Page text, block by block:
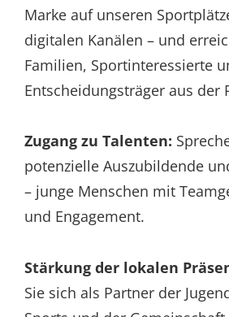
Marke auf unseren
digitalen Kanälen – und
Familien, Sportinteressierte
Entscheidungsträger aus der
Zugang zu Talenten:
potenzielle Auszubildende
– junge Menschen mit
und Engagement.
Stärkung der lokalen
Sie sich als Partner der